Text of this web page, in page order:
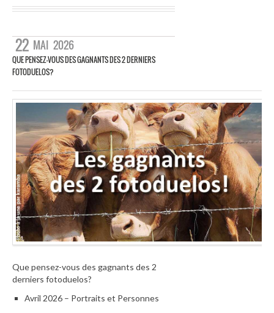
22 MAI 2026
QUE PENSEZ-VOUS DES GAGNANTS DES 2 DERNIERS
FOTODUELOS?
Que pensez-vous des gagnants des 2
derniers fotoduelos?
Avril 2026 – Portraits et Personnes